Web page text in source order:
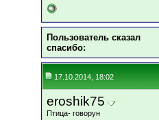
Пользователь сказал
cпасибо:
17.10.2014, 18:02
eroshik75
Птица- говорун